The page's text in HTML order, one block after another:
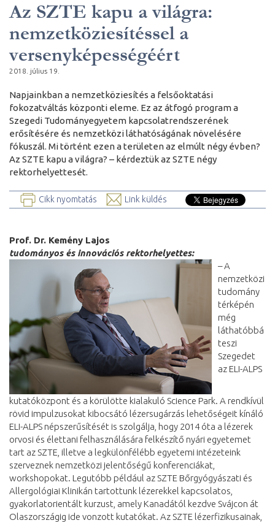
Az SZTE kapu a világra:
nemzetköziesítéssel a
versenyképességéért
2018. július 19.
Napjainkban a nemzetköziesítés a felsőoktatási
fokozatváltás központi eleme. Ez az átfogó program a
Szegedi Tudományegyetem kapcsolatrendszerének
erősítésére és nemzetközi láthatóságának növelésére
fókuszál. Mi történt ezen a területen az elmúlt négy évben?
Az SZTE kapu a világra? – kérdeztük az SZTE négy
rektorhelyettesét.
Cikk nyomtatás Link küldés
Prof. Dr. Kemény Lajos
tudományos és innovációs rektorhelyettes:
– A
nemzetközi
tudomány
térképén
még
láthatóbbá
teszi
Szegedet
az ELI-ALPS
kutatóközpont és a körülötte kialakuló Science Park. A rendkívül
rövid impulzusokat kibocsátó lézersugárzás lehetőségeit kínáló
ELI-ALPS népszerűsítését is szolgálja, hogy 2014 óta a lézerek
orvosi és élettani felhasználására felkészítő nyári egyetemet
tart az SZTE, illetve a legkülönfélébb egyetemi intézeteink
szerveznek nemzetközi jelentőségű konferenciákat,
workshopokat. Legutóbb például az SZTE Bőrgyógyászati és
Allergológiai Klinikán tartottunk lézerekkel kapcsolatos,
gyakorlatorientált kurzust, amely Kanadától kezdve Svájcon át
Olaszországig ide vonzott kutatókat. Az SZTE lézerfizikusainak,